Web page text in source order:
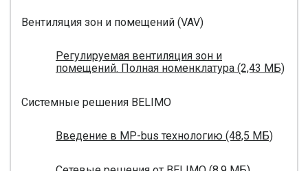
Вентиляция зон и помещений (VAV)
Регулируемая вентиляция зон и
помещений. Полная номенклатура (2,43 МБ)
Системные решения BELIMO
Введение в MP-bus технологию (48,5 МБ)